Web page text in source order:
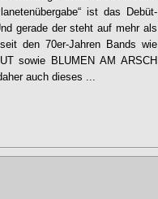
ist das Debüt-
gerade der steht auf mehr als
den 70er-Jahren Bands wie
sowie BLUMEN AM ARSCH
auch dieses ...